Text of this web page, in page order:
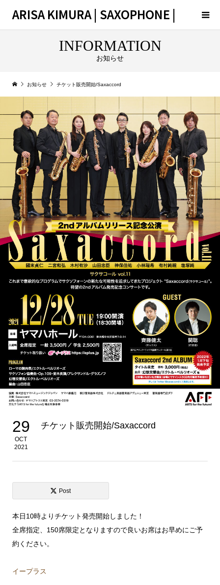
ARISA KIMURA | SAXOPHONE |
INFORMATION
お知らせ
お知らせ チケット販売開始/Saxaccord
29
OCT
2021
チケット販売開始/Saxaccord
Post
本日10時よりチケット発売開始しました！
全席指定、150席限定となりますので良いお席はお早めにご予
約ください。
イープラス